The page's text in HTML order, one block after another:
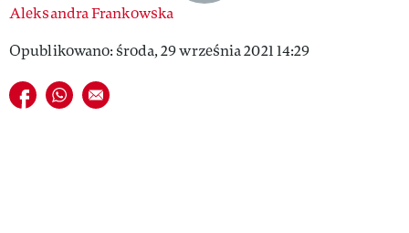
VIVA!ITAKA
MAGAZYN VIVA!
Aleksandra Frankowska
Opublikowano: środa, 29 września 2021 14:29
Udostępnij na facebook
Udostępnij na whatsapp
E-mail do przyjaciela